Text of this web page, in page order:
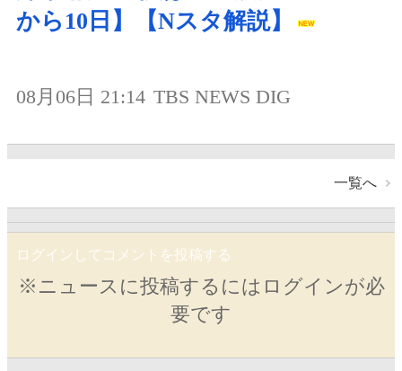
から10日】【Nスタ解説】
08月06日 21:14 TBS NEWS DIG
一覧へ
ログインしてコメントを投稿する
※ニュースに投稿するにはログインが必
要です